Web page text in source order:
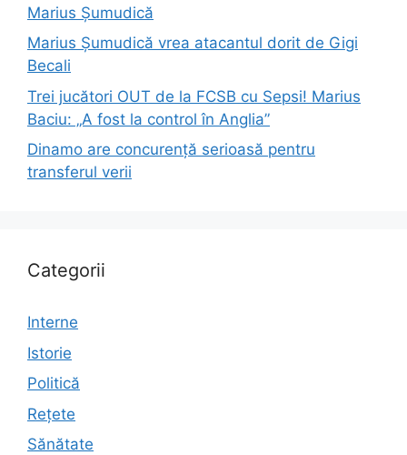
Marius Șumudică
Marius Șumudică vrea atacantul dorit de Gigi
Becali
Trei jucători OUT de la FCSB cu Sepsi! Marius
Baciu: „A fost la control în Anglia”
Dinamo are concurență serioasă pentru
transferul verii
Categorii
Interne
Istorie
Politică
Rețete
Sănătate